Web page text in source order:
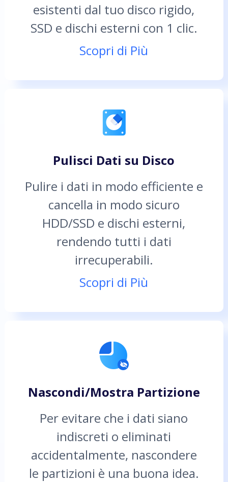
esistenti dal tuo disco rigido,
SSD e dischi esterni con 1 clic.
Scopri di Più
Pulisci Dati su Disco
Pulire i dati in modo efficiente e
cancella in modo sicuro
HDD/SSD e dischi esterni,
rendendo tutti i dati
irrecuperabili.
Scopri di Più
Nascondi/Mostra Partizione
Per evitare che i dati siano
indiscreti o eliminati
accidentalmente, nascondere
le partizioni è una buona idea.